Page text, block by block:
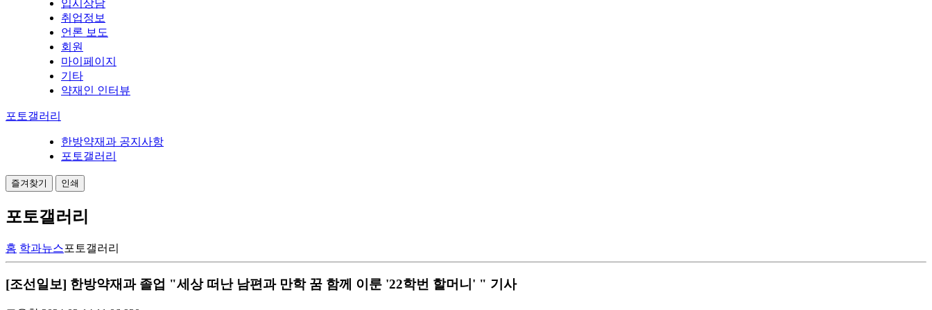
입시상담
취업정보
언론 보도
회원
마이페이지
기타
약재인 인터뷰
포토갤러리
한방약재과 공지사항
포토갤러리
즐겨찾기 인쇄
포토갤러리
홈 학과뉴스포토갤러리
[조선일보] 한방약재과 졸업 "세상 떠난 남편과 만학 꿈 함께 이룬 '22학번 할머니' " 기사